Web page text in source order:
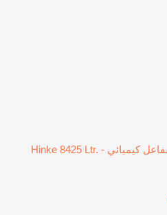
مفاعل كيميائي Hinke 8425 Ltr. -